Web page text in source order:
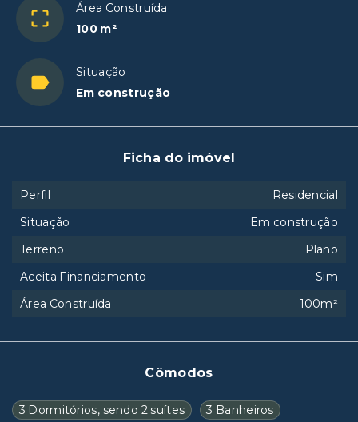
Área Construída
100 m²
Situação
Em construção
Cômodos
3 Dormitórios, sendo 2 suítes
3 Banheiros
Ficha do imóvel
Perfil
Residencial
Situação
Em construção
Terreno
Plano
Aceita Financiamento
Sim
Área Construída
100m²